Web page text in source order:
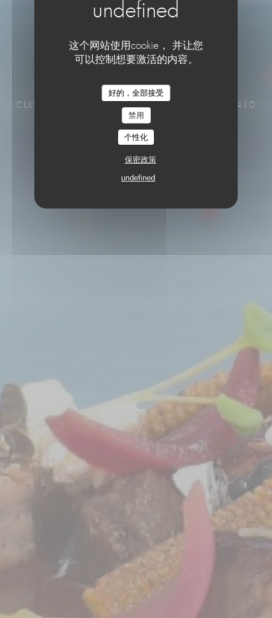
这个网站使用cookie， 并让您
可以控制想要激活的内容。
好的，全部接受
禁用
个性化
保密政策
undefined
Le Café de la Plage
CUISINE DEMARCHÉ
3 BIS RUE DE PLAGE 22410
SAINT-QUAY-PORTRIEUX
Le Café de la Plage